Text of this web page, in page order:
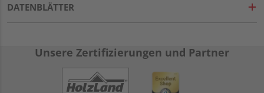
DATENBLÄTTER
Unsere Zertifizierungen und Partner